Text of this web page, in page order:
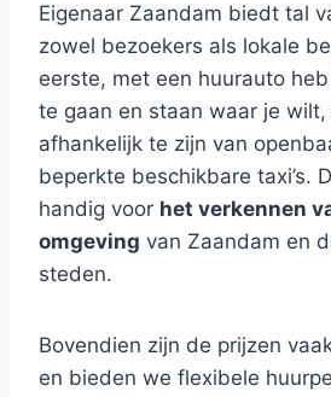
Eigenaar Zaandam biedt tal
zowel bezoekers als lokale
eerste, met een huurauto
te gaan en staan waar je
afhankelijk te zijn van
beperkte beschikbare taxi’s.
handig voor het verkennen
omgeving van Zaandam en
steden.
Bovendien zijn de prijzen
en bieden we flexibele